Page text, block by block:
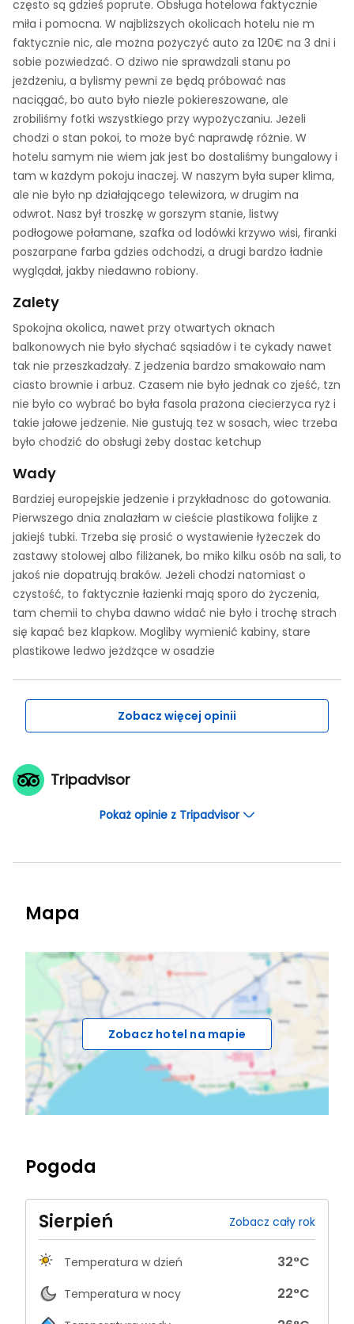
często są gdzieś poprute. Obsługa hotelowa faktycznie
miła i pomocna. W najbliższych okolicach hotelu nie m
faktycznie nic, ale można pożyczyć auto za 120€ na 3 dni i
sobie pozwiedzać. O dziwo nie sprawdzali stanu po
jeżdżeniu, a bylismy pewni ze będą próbować nas
naciągać, bo auto było niezle pokiereszowane, ale
zrobiliśmy fotki wszystkiego przy wypożyczaniu. Jeżeli
chodzi o stan pokoi, to może być naprawdę różnie. W
hotelu samym nie wiem jak jest bo dostaliśmy bungalowy i
tam w każdym pokoju inaczej. W naszym była super klima,
ale nie było np działającego telewizora, w drugim na
odwrot. Nasz był troszkę w gorszym stanie, listwy
podłogowe połamane, szafka od lodówki krzywo wisi, firanki
poszarpane farba gdzies odchodzi, a drugi bardzo ładnie
wyglądał, jakby niedawno robiony.
Zalety
Spokojna okolica, nawet przy otwartych oknach
balkonowych nie było słychać sąsiadów i te cykady nawet
tak nie przeszkadzały. Z jedzenia bardzo smakowało nam
ciasto brownie i arbuz. Czasem nie było jednak co zjeść, tzn
nie było co wybrać bo była fasola prażona ciecierzyca ryż i
takie jałowe jedzenie. Nie gustują tez w sosach, wiec trzeba
było chodzić do obsługi żeby dostac ketchup
Wady
Bardziej europejskie jedzenie i przykładnosc do gotowania.
Pierwszego dnia znalazłam w cieście plastikowa folijke z
jakiejś tubki. Trzeba się prosić o wystawienie łyżeczek do
zastawy stolowej albo filiżanek, bo miko kilku osób na sali, to
jakoś nie dopatrują braków. Jeżeli chodzi natomiast o
czystość, to faktycznie łazienki mają sporo do życzenia,
tam chemii to chyba dawno widać nie było i trochę strach
się kapać bez klapkow. Mogliby wymienić kabiny, stare
plastikowe ledwo jeżdżące w osadzie
Zobacz więcej opinii
Tripadvisor
Pokaż opinie z Tripadvisor
Mapa
Zobacz hotel na mapie
Pogoda
Sierpień Zobacz cały rok
Temperatura w dzień 32°C
Temperatura w nocy 22°C